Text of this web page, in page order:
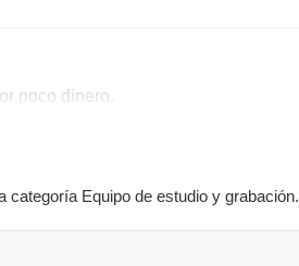
poco dinero.
categoría Equipo de estudio y grabación.